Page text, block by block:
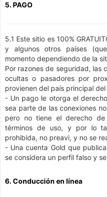
5. PAGO
5.1 Este sitio es 100%
y algunos otros países
momento dependiendo de la
Por razones de seguridad, las
ocultas o pasadores por
provienen del país principal del
- Un pago le otorga el
sea parte de las conexiones
pero no tiene el derecho
términos de uso, y por lo
prohibida, no preavi, y no se
- Una cuenta Gold que
se considera un perfil falso y
6. Conducción en línea